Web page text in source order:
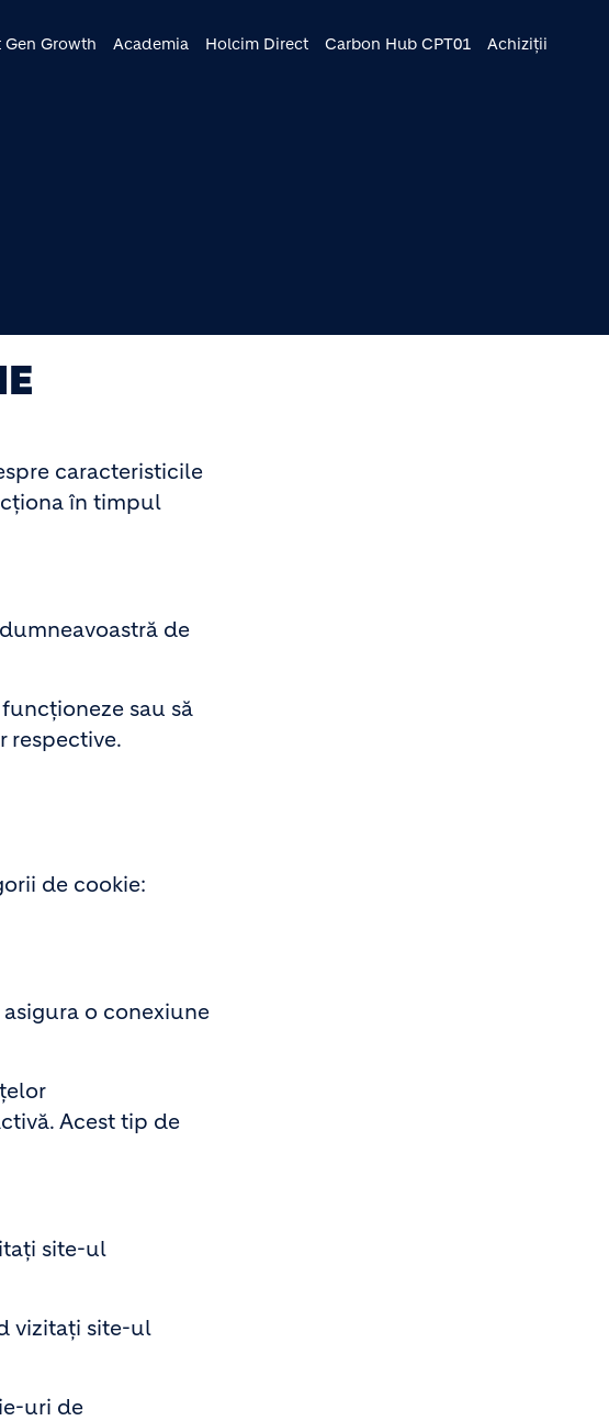
principal
Gen Growth Academia Holcim Direct Carbon Hub CPT01 Achiziții
caracteristicile
în timpul
de
sau să
respective.
de cookie:
o conexiune
Acest tip de
site-ul
vizitați site-ul
uri de